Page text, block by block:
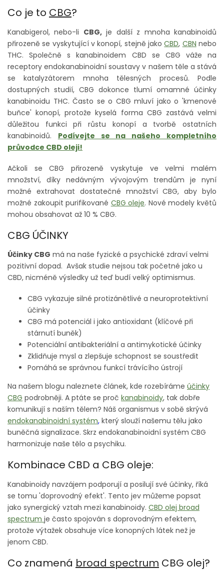
Co je to CBG?
Kanabigerol, nebo-li CBG,je další z mnoha kanabinoidů
přirozeně se vyskytující v konopí, stejně jakoCBD, CBN nebo
THC. Společně s kanabinoidem CBD se CBG váže na
receptory endokanabinoidní soustavy v našem těle a stává
se katalyzátorem mnoha tělesných procesů. Podle
dostupných studií, CBG dokonce tlumí omamné účinky
kanabinoidu THC. Často se o CBG mluví jako o 'kmenové
buňce' konopí, protože kyselá forma CBG zastává velmi
důležitou funkci při růstu konopí a tvorbě ostatních
kanabinoidů. Podívejte se na našeho kompletního
průvodce CBD oleji!
Ačkoli se CBG přirozeně vyskytuje ve velmi malém
množství, díky nedávným vývojovým trendům je nyní
možné extrahovat dostatečné množství CBG, aby bylo
možné zakoupit purifikované CBG oleje. Nové modely květů
mohou obsahovat až 10 % CBG.
CBG ÚČINKY
Účinky CBG má na naše fyzické a psychické zdraví velmi
pozitivní dopad. Avšak studie nejsou tak početné jako u
CBD, nicméně výsledky už teď budí velký optimismus.
CBG vykazuje silné protizánětlivé a neuroprotektivní
účinky
CBG má potenciál i jako antioxidant (klíčové při
stárnutí buněk)
Potenciální antibakteriální a antimykotické účinky
Zklidňuje mysl a zlepšuje schopnost se soustředit
Pomáhá se správnou funkcí trávícího ústrojí
Na našem blogu naleznete článek, kde rozebíráme účinky
CBG podrobněji. A ptáte se proč kanabinoidy, tak dobře
komunikují s naším tělem? Náš organismus v sobě skrývá
endokanabinoidní systém, který slouží našemu tělu jako
buněčná signalizace. Skrz endokanabinoidní systém CBG
harmonizuje naše tělo a psychiku.
Kombinace CBD a CBG oleje:
Kanabinoidy navzájem podporují a posilují své účinky, říká
se tomu 'doprovodný efekt'. Tento jev můžeme popsat
jako synergický vztah mezi kanabinoidy. CBD olej broad
spectrum je často spojován s doprovodným efektem,
protože výtažek obsahuje více konopných látek než je
jenom CBD.
Co znamená broad spectrum CBG olej?